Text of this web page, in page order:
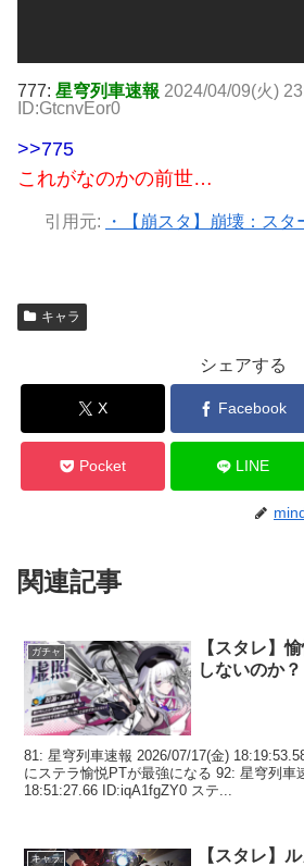
777: 星穹列車速報 2024/04/09(火)
ID:GtcnvEor0
>>775
これがなのかの前世…
引用元:
・【崩スタ】崩壊：ス
キャラ
シェアする
X Facebook
Pocket LINE
関連記事
ガチャ
【スタレ】
しないのか？
81: 星穹列車速報 2026/07/17(金)
にステラ愉悦PTが最強になる 92: 星穹列車
18:51:27.66 ID:iqA1fgZY0 ステ...
キャラ
【スタレ】